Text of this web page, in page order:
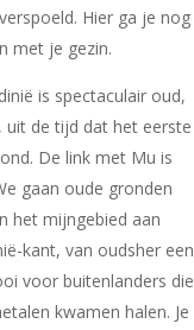
Hier ga je nog
met je gezin.
is spectaculair oud,
uit de tijd dat het eerste
De link met Mu is
gaan oude gronden
het mijngebied aan
kant, van oudsher een
voor buitenlanders die
kwamen halen. Je